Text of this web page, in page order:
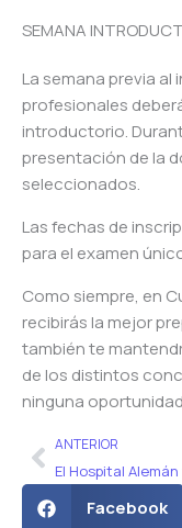
SEMANA
La semana previa
profesionales
introductorio.
presentación de la
seleccionados.
Las fechas de
para el examen
Como siempre, en
recibirás la mejor
también te
de los distintos
ninguna
AntANTERIOR
Facebook